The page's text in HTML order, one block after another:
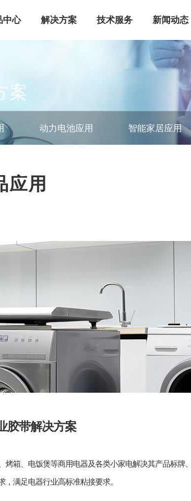
业文化
中心
棉胶带
防爆膜
解决方案
电产品应用
技术服务
后服务
新闻动态
见问题
案
动力电池应用 智能家居应用
应用
胶带解决方案
箱、电饭煲等商用电器及各类小家电解决其产品标牌
满足电器行业高标准粘接要求。